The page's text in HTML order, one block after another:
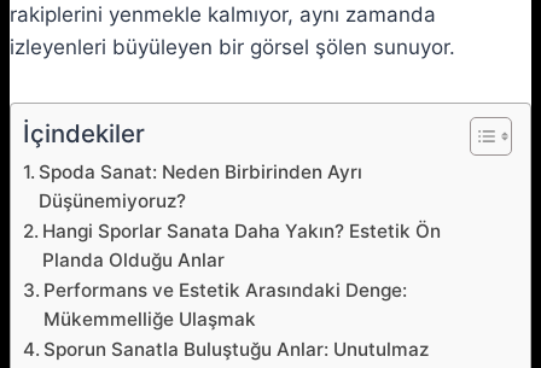
rakiplerini yenmekle kalmıyor, aynı zamanda
izleyenleri büyüleyen bir görsel şölen sunuyor.
İçindekiler
Spoda Sanat: Neden Birbirinden Ayrı
Düşünemiyoruz?
Hangi Sporlar Sanata Daha Yakın? Estetik Ön
Planda Olduğu Anlar
Performans ve Estetik Arasındaki Denge:
Mükemmelliğe Ulaşmak
Sporun Sanatla Buluştuğu Anlar: Unutulmaz